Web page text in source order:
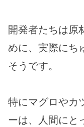
開発者たちは原
めに、実際にち
そうです​。
特にマグロやカ
ーは、人間にと